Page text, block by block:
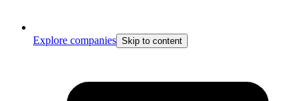
Explore companies Skip to content